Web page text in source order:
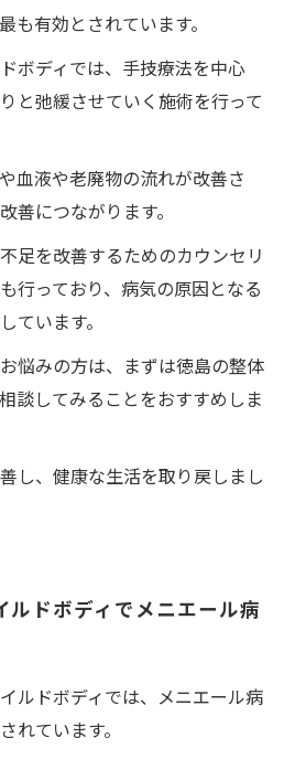
も有効とされています。
ボディでは、手技療法を中心
と弛緩させていく施術を行って
血液や老廃物の流れが改善さ
善につながります。
足を改善するためのカウンセリ
行っており、病気の原因となる
ています。
悩みの方は、まずは徳島の整体
談してみることをおすすめしま
し、健康な生活を取り戻しまし
ルドボディでメニエール病
ルドボディでは、メニエール病
れています。